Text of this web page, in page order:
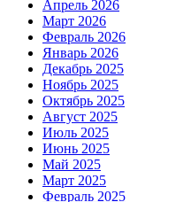
Апрель 2026
Март 2026
Февраль 2026
Январь 2026
Декабрь 2025
Ноябрь 2025
Октябрь 2025
Август 2025
Июль 2025
Июнь 2025
Май 2025
Март 2025
Февраль 2025